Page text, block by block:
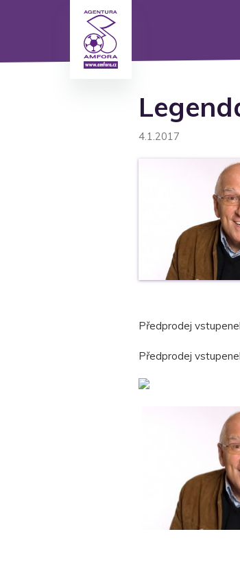
4.1.2017
Předprodej
Předprodej